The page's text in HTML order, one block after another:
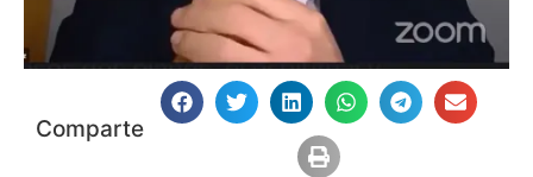
Comparte